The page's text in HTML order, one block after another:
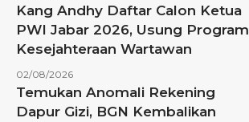
Kang Andhy Daftar Calon Ketua
PWI Jabar 2026, Usung Program
Kesejahteraan Wartawan
02/08/2026
Temukan Anomali Rekening
Dapur Gizi, BGN Kembalikan